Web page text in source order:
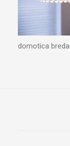
domotica breda